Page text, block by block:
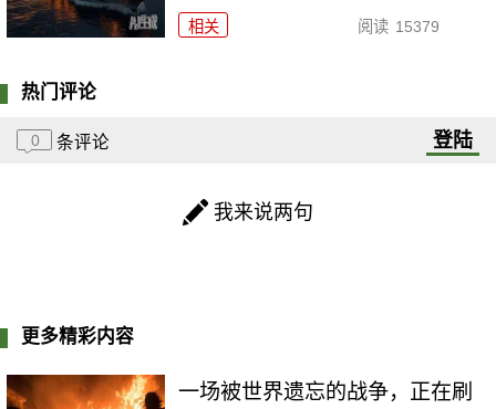
相关 阅读 15379
热门评论
0 条评论 登陆
我来说两句
更多精彩内容
一场被世界遗忘的战争，正在刷